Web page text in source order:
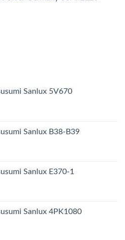
Sanlux 5V670
Sanlux B38-B39
Sanlux E370-1
Sanlux 4PK1080